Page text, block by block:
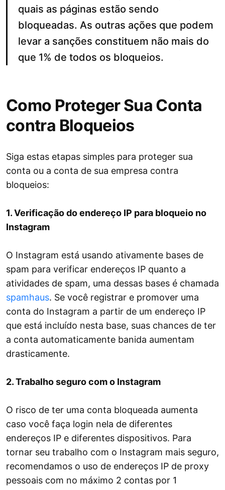
quais as páginas estão sendo
bloqueadas. As outras ações que podem
levar a sanções constituem não mais do
que 1% de todos os bloqueios.
Como Proteger Sua Conta
contra Bloqueios
Siga estas etapas simples para proteger sua
conta ou a conta de sua empresa contra
bloqueios:
1. Verificação do endereço IP para bloqueio no
Instagram
O Instagram está usando ativamente bases de
spam para verificar endereços IP quanto a
atividades de spam, uma dessas bases é chamada
spamhaus. Se você registrar e promover uma
conta do Instagram a partir de um endereço IP
que está incluído nesta base, suas chances de ter
a conta automaticamente banida aumentam
drasticamente.
2. Trabalho seguro com o Instagram
O risco de ter uma conta bloqueada aumenta
caso você faça login nela de diferentes
endereços IP e diferentes dispositivos. Para
tornar seu trabalho com o Instagram mais seguro,
recomendamos o uso de endereços IP de proxy
pessoais com no máximo 2 contas por 1